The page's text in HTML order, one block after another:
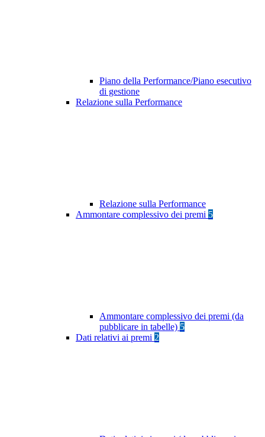
Piano della Performance/Piano esecutivo
di gestione
Relazione sulla Performance
Relazione sulla Performance
Ammontare complessivo dei premi 5
Ammontare complessivo dei premi (da
pubblicare in tabelle) 5
Dati relativi ai premi 2